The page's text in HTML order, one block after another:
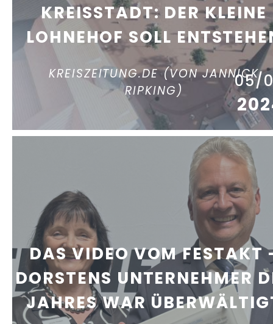
KREISSTADT: DER KLEINE
LOHNEHOF SOLL
KREISZEITUNG.DE (VON JANNICK
RIPKING)
05/
DAS VIDEO VOM FESTAKT
DORSTENS UNTERNEHMER
JAHRES WAR